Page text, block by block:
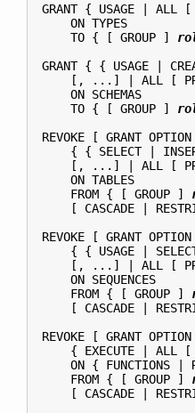
GRANT { USAGE | ALL
    ON TYPES
    TO { [ GROUP ]
GRANT { { USAGE |
[, ...] | ALL [
    ON SCHEMAS
    TO { [ GROUP ]
REVOKE [ GRANT
{ { SELECT |
[, ...] | ALL [
    ON TABLES
    FROM { [ GROUP ]
[ CASCADE |
REVOKE [ GRANT
{ { USAGE |
[, ...] | ALL [
    ON SEQUENCES
    FROM { [ GROUP ]
[ CASCADE |
REVOKE [ GRANT
{ EXECUTE | ALL
ON { FUNCTIONS |
    FROM { [ GROUP ]
[ CASCADE |